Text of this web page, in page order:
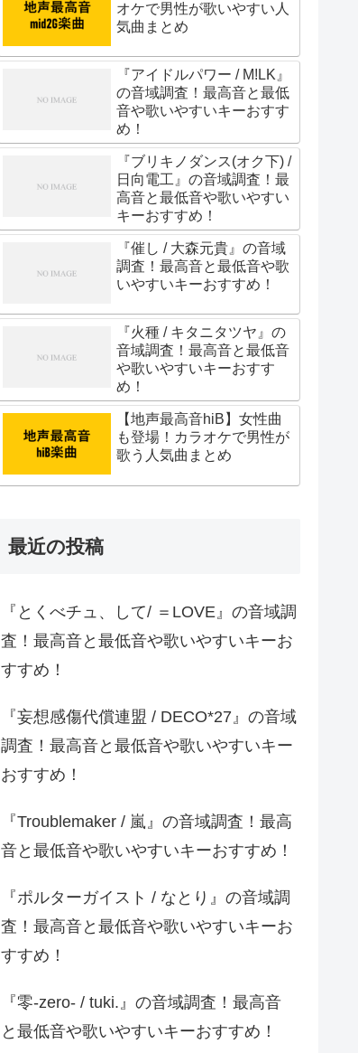
オケで男性が歌いやすい人
気曲まとめ
『アイドルパワー / M!LK』
の音域調査！最高音と最低
音や歌いやすいキーおすす
め！
『ブリキノダンス(オク下) /
日向電工』の音域調査！最
高音と最低音や歌いやすい
キーおすすめ！
『催し / 大森元貴』の音域
調査！最高音と最低音や歌
いやすいキーおすすめ！
『火種 / キタニタツヤ』の
音域調査！最高音と最低音
や歌いやすいキーおすす
め！
【地声最高音hiB】女性曲
も登場！カラオケで男性が
歌う人気曲まとめ
最近の投稿
『とくべチュ、して/ ＝LOVE』の音域調
査！最高音と最低音や歌いやすいキーお
すすめ！
『妄想感傷代償連盟 / DECO*27』の音域
調査！最高音と最低音や歌いやすいキー
おすすめ！
『Troublemaker / 嵐』の音域調査！最高
音と最低音や歌いやすいキーおすすめ！
『ポルターガイスト / なとり』の音域調
査！最高音と最低音や歌いやすいキーお
すすめ！
『零-zero- / tuki.』の音域調査！最高音
と最低音や歌いやすいキーおすすめ！